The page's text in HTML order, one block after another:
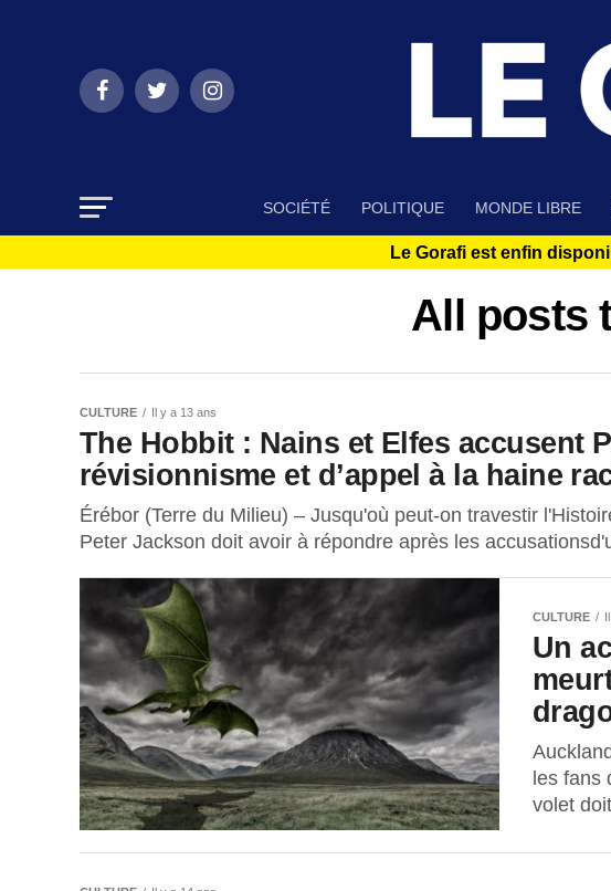
SOCIÉTÉ POLITIQUE MONDE LIBRE
Le Gorafi est enfin
All posts
CULTURE Il y a 13 ans
The Hobbit : Nains et Elfes accusent
révisionnisme et d’appel à la haine
Érébor (Terre du Milieu) – Jusqu'où peut-on travestir
Peter Jackson doit avoir à répondre après les
CULTURE
Un
les fans
volet